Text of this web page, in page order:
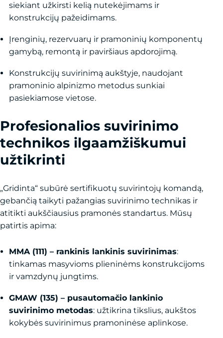
siekiant užkirsti kelią nutekėjimams ir
konstrukcijų pažeidimams.
Įrenginių, rezervuarų ir pramoninių komponentų
gamybą, remontą ir paviršiaus apdorojimą.
Konstrukcijų suvirinimą aukštyje, naudojant
pramoninio alpinizmo metodus sunkiai
pasiekiamose vietose.
Profesionalios suvirinimo
technikos ilgaamžiškumui
užtikrinti
„Gridinta“ subūrė sertifikuotų suvirintojų komandą,
gebančią taikyti pažangias suvirinimo technikas ir
atitikti aukščiausius pramonės standartus. Mūsų
patirtis apima:
MMA (111) – rankinis lankinis suvirinimas:
tinkamas masyvioms plieninėms konstrukcijoms
ir vamzdynų jungtims.
GMAW (135) – pusautomačio lankinio
suvirinimo metodas: užtikrina tikslius, aukštos
kokybės suvirinimus pramoninėse aplinkose.